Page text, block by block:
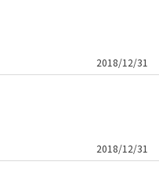
2018/12/31
2018/12/31